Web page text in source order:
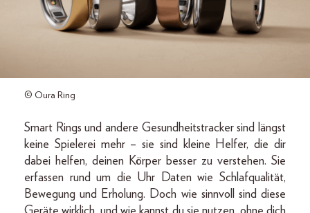
© Oura Ring
Smart Rings und andere Gesundheitstracker sind längst
keine Spielerei mehr – sie sind kleine Helfer, die dir
dabei helfen, deinen Körper besser zu verstehen. Sie
erfassen rund um die Uhr Daten wie Schlafqualität,
Bewegung und Erholung. Doch wie sinnvoll sind diese